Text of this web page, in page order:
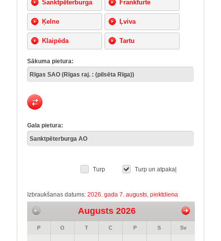
Sanktpēterburga Frankfurte
Ķelne Ļviva
Klaipēda Tartu
Sākuma pietura:
Gala pietura:
Turp Turp un atpakaļ
Izbraukšanas datums: 2026. gada 7. augusts, piektdiena
Augusts 2026
P O T C P S Sv